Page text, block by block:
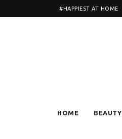
#HAPPIEST AT HOME
HOME BEAUTY